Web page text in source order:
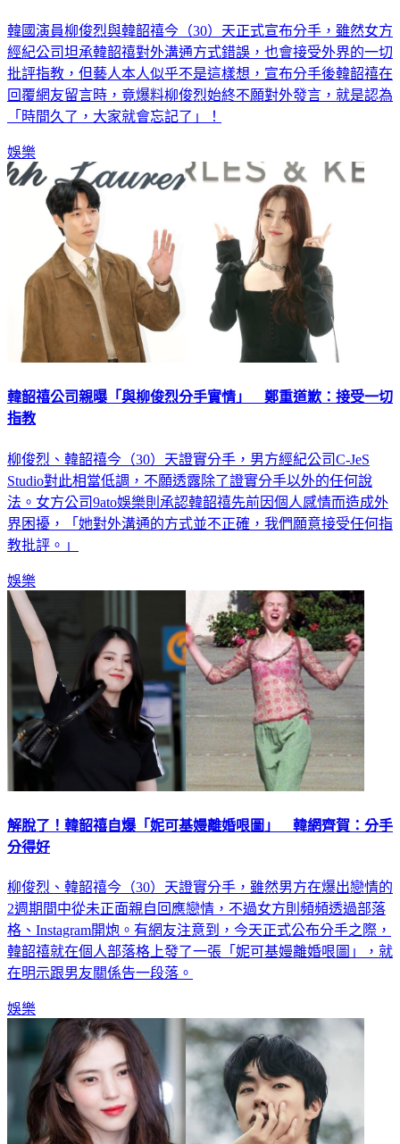
韓國演員柳俊烈與韓韶禧今（30）天正式宣布分手，雖然女方
經紀公司坦承韓韶禧對外溝通方式錯誤，也會接受外界的一切
批評指教，但藝人本人似乎不是這樣想，宣布分手後韓韶禧在
回覆網友留言時，竟爆料柳俊烈始終不願對外發言，就是認為
「時間久了，大家就會忘記了」！
娛樂
韓韶禧公司親曝「與柳俊烈分手實情」 鄭重道歉：接受一切
指教
柳俊烈、韓韶禧今（30）天證實分手，男方經紀公司C-JeS
Studio對此相當低調，不願透露除了證實分手以外的任何說
法。女方公司9ato娛樂則承認韓韶禧先前因個人感情而造成外
界困擾，「她對外溝通的方式並不正確，我們願意接受任何指
教批評。」
娛樂
解脫了！韓韶禧自爆「妮可基嫚離婚哏圖」 韓網齊賀：分手
分得好
柳俊烈、韓韶禧今（30）天證實分手，雖然男方在爆出戀情的
2週期間中從未正面親自回應戀情，不過女方則頻頻透過部落
格、Instagram開炮。有網友注意到，今天正式公布分手之際，
韓韶禧就在個人部落格上發了一張「妮可基嫚離婚哏圖」，就
在明示跟男友關係告一段落。
娛樂